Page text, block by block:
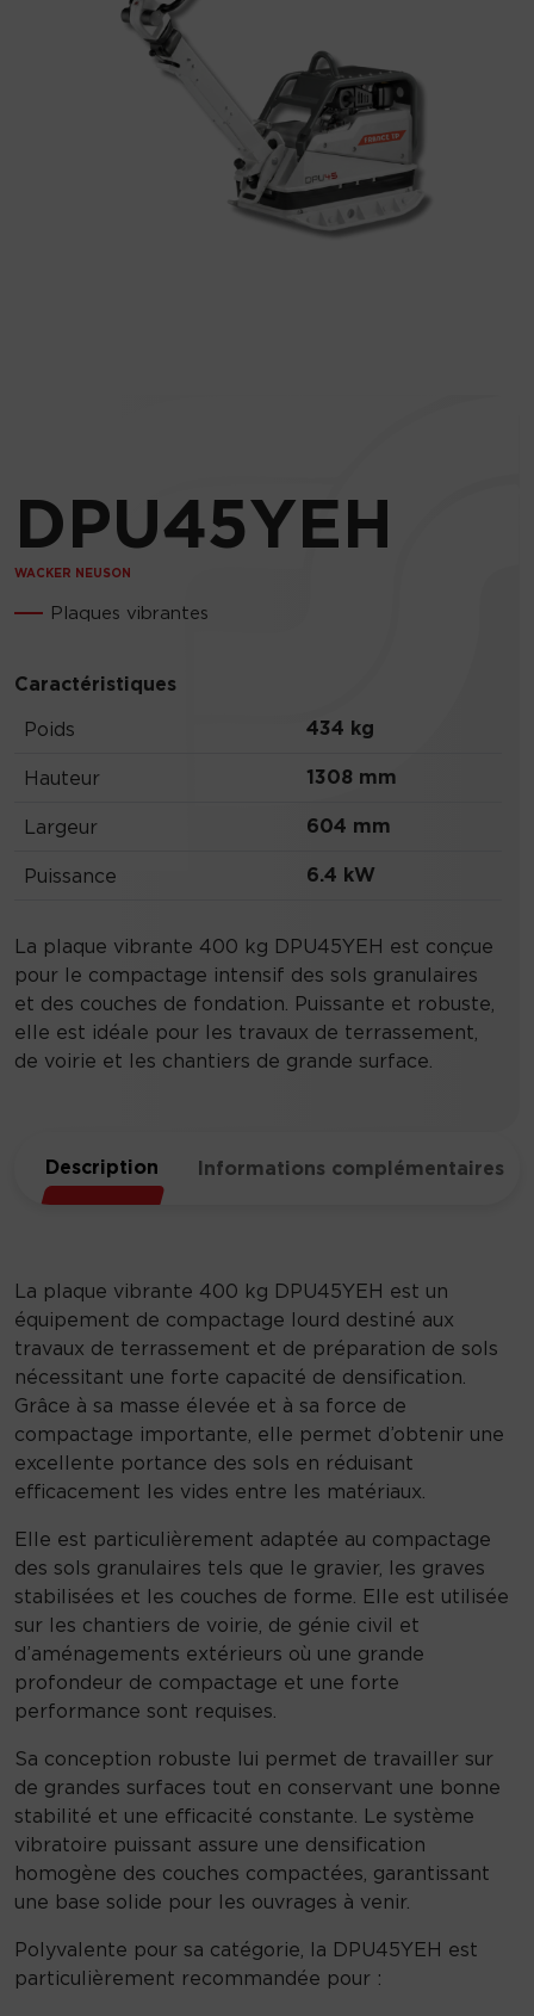
DPU45YEH
WACKER NEUSON
Plaques vibrantes
Caractéristiques
Poids 434 kg
Hauteur 1308 mm
Largeur 604 mm
Puissance 6.4 kW
La plaque vibrante 400 kg DPU45YEH est conçue
pour le compactage intensif des sols granulaires
et des couches de fondation. Puissante et robuste,
elle est idéale pour les travaux de terrassement,
de voirie et les chantiers de grande surface.
Description Informations complémentaires
La plaque vibrante 400 kg DPU45YEH est un
équipement de compactage lourd destiné aux
travaux de terrassement et de préparation de sols
nécessitant une forte capacité de densification.
Grâce à sa masse élevée et à sa force de
compactage importante, elle permet d’obtenir une
excellente portance des sols en réduisant
efficacement les vides entre les matériaux.
Elle est particulièrement adaptée au compactage
des sols granulaires tels que le gravier, les graves
stabilisées et les couches de forme. Elle est utilisée
sur les chantiers de voirie, de génie civil et
d’aménagements extérieurs où une grande
profondeur de compactage et une forte
performance sont requises.
Sa conception robuste lui permet de travailler sur
de grandes surfaces tout en conservant une bonne
stabilité et une efficacité constante. Le système
vibratoire puissant assure une densification
homogène des couches compactées, garantissant
une base solide pour les ouvrages à venir.
Polyvalente pour sa catégorie, la DPU45YEH est
particulièrement recommandée pour :